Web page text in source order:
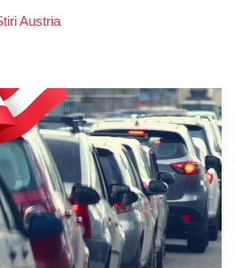
Austria